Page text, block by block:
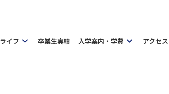
イフ 卒業生実績 入学案内・学費 アクセス